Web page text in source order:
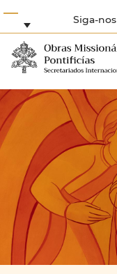
Siga-nos